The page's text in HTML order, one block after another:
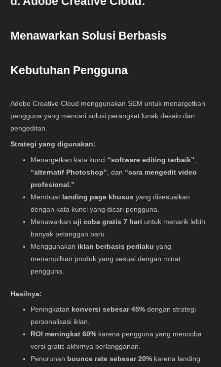
Menawarkan Solusi Berbasis
Kebutuhan Pengguna
Adobe Creative Cloud menggunakan SEM untuk menargetkan
pengguna yang mencari solusi perangkat lunak desain dan
pengeditan.
Strategi yang digunakan:
Menargetkan kata kunci “software editing terbaik”,
“alternatif Photoshop”, dan “cara mengedit video
profesional.”
Membuat landing page khusus yang disesuaikan
dengan kata kunci yang dicari pengguna.
Menawarkan uji coba gratis 7 hari untuk menarik lebih
banyak pelanggan baru.
Menggunakan iklan berbasis perilaku yang
menampilkan produk yang sesuai dengan minat
pengguna.
Hasilnya:
Peningkatan konversi sebesar 45% dengan strategi
personalisasi iklan.
ROI meningkat 60% karena pengguna yang mencoba
versi gratis akhirnya berlangganan.
Penurunan bounce rate sebesar 20% karena landing